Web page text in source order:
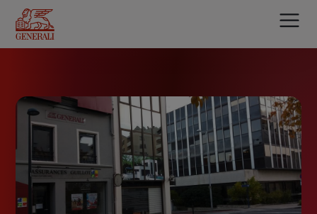
contenu
principal